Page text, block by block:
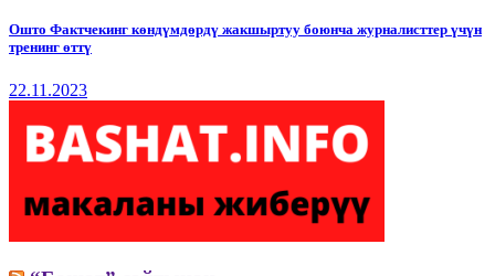
Ошто Фактчекинг көндүмдөрдү жакшыртуу боюнча журналисттер үчүн
тренинг өттү
22.11.2023